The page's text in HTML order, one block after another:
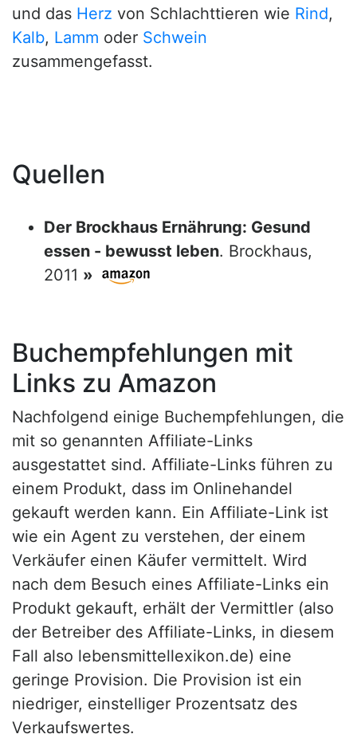
und das Herz von Schlachttieren wie Rind,
Kalb, Lamm oder Schwein
zusammengefasst.
Quellen
Der Brockhaus Ernährung: Gesund
essen - bewusst leben. Brockhaus,
2011 »
Buchempfehlungen mit
Links zu Amazon
Nachfolgend einige Buchempfehlungen, die
mit so genannten Affiliate-Links
ausgestattet sind. Affiliate-Links führen zu
einem Produkt, dass im Onlinehandel
gekauft werden kann. Ein Affiliate-Link ist
wie ein Agent zu verstehen, der einem
Verkäufer einen Käufer vermittelt. Wird
nach dem Besuch eines Affiliate-Links ein
Produkt gekauft, erhält der Vermittler (also
der Betreiber des Affiliate-Links, in diesem
Fall also lebensmittellexikon.de) eine
geringe Provision. Die Provision ist ein
niedriger, einstelliger Prozentsatz des
Verkaufswertes.